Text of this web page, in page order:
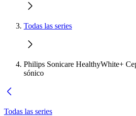
Todas las series
Philips Sonicare HealthyWhite+
sónico
Todas las series